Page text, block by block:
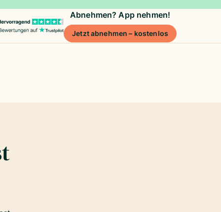
Abnehmen? App nehmen!
Jetzt abnehmen – kostenlos